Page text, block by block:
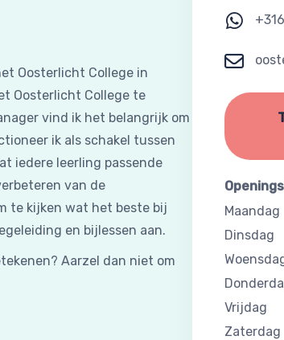
Oosterlicht College in
Oosterlicht College te
vind ik het belangrijk om
ik als schakel tussen
iedere leerling passende
van de
te kijken wat het beste bij
en bijlessen aan.
Aarzel dan niet om
Maandag
Dinsdag
Vrijdag
Zaterdag